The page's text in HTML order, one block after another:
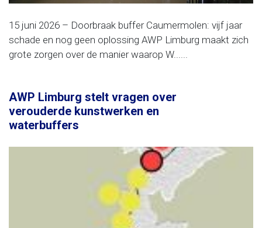
15 juni 2026 – Doorbraak buffer Caumermolen: vijf jaar
schade en nog geen oplossing AWP Limburg maakt zich
grote zorgen over de manier waarop W......
AWP Limburg stelt vragen over
verouderde kunstwerken en
waterbuffers